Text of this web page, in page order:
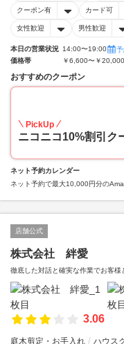
クーポン有 カード可
女性歓迎 男性歓迎
本日の営業状況 14:00〜19:00
価格帯
￥6,600〜￥20,000
おすすめのクーポン
PickUp
ニコニコ10%割引ク
ネット予約カレンダー
ネット予約で最大10,000円分の
店舗公式
株式会社 絆愛
徹底した対話と確実な作業でお客様
3.06
庭木剪定・お手入れ ハウス